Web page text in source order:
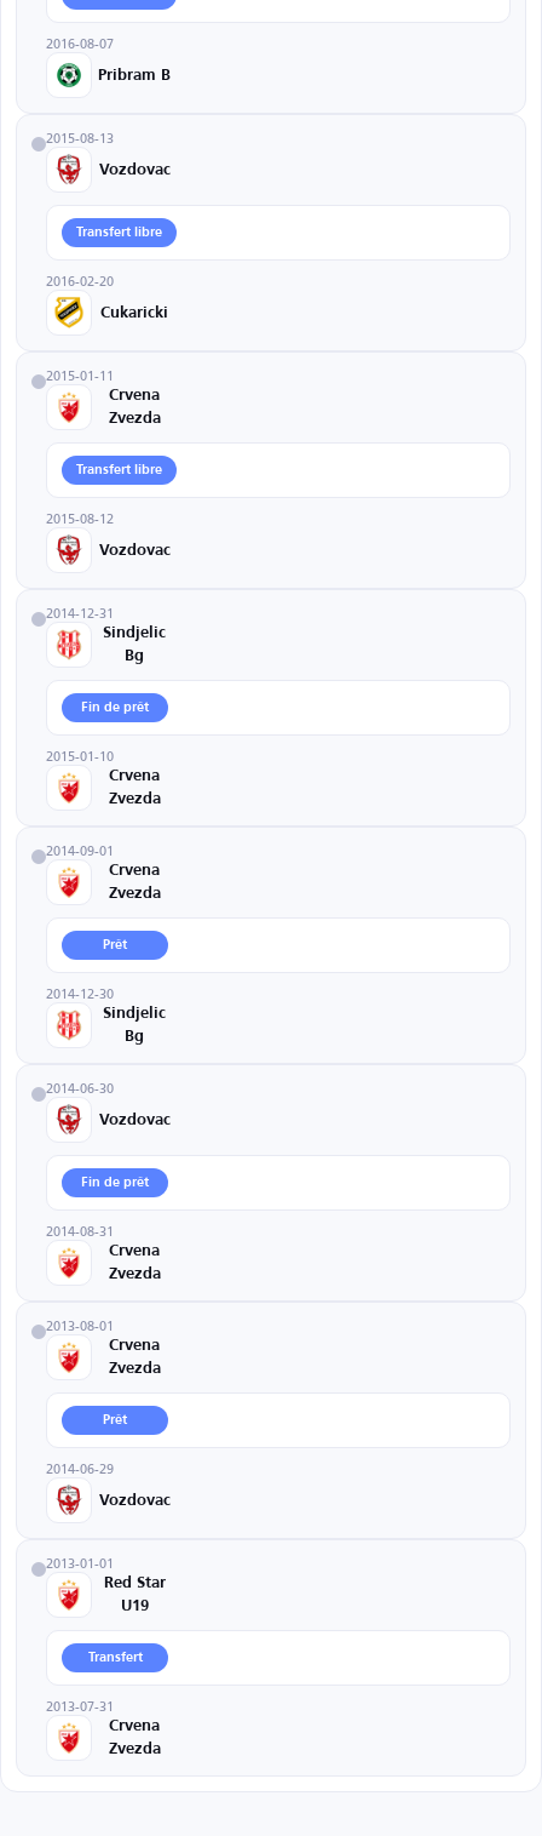
2016-08-07
Pribram B
2015-08-13
Vozdovac
Transfert libre
2016-02-20
Cukaricki
2015-01-11
Crvena
Zvezda
Transfert libre
2015-08-12
Vozdovac
2014-12-31
Sindjelic
Bg
Fin de prêt
2015-01-10
Crvena
Zvezda
2014-09-01
Crvena
Zvezda
Prêt
2014-12-30
Sindjelic
Bg
2014-06-30
Vozdovac
Fin de prêt
2014-08-31
Crvena
Zvezda
2013-08-01
Crvena
Zvezda
Prêt
2014-06-29
Vozdovac
2013-01-01
Red Star
U19
Transfert
2013-07-31
Crvena
Zvezda